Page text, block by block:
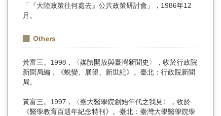
「『大陸政策往何處去』公共政策研討會」，1986年12
月。
Others
黃富三。1998，〈媒體開放與臺灣新聞史〉，收於行政院
新聞局編，《蛻變、展望、新世紀》。臺北：行政院新聞
局。
黃富三。1997，〈臺大醫學院創始年代之我見〉，收於
《醫學教育百週年紀念特刊》。臺北：臺灣大學醫學院學